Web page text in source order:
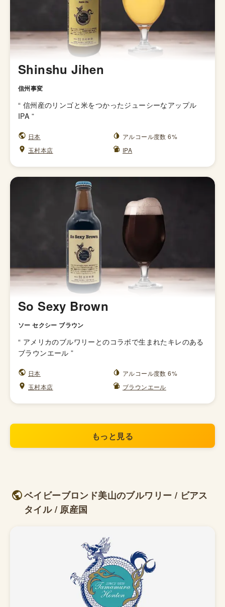
Shinshu Jihen
信州事変
“ 信州産のリンゴと米をつかったジューシーなアップル
IPA ”
日本
アルコール度数 6%
玉村本店
IPA
So Sexy Brown
ソー セクシー ブラウン
“ アメリカのブルワリーとのコラボで生まれたキレのある
ブラウンエール ”
日本
アルコール度数 6%
玉村本店
ブラウンエール
もっと見る
ベイビーブロンド美山のブルワリー / ビアス
タイル / 原産国